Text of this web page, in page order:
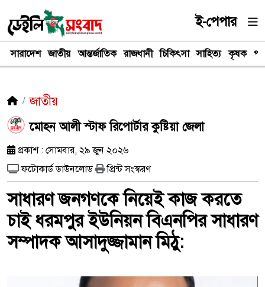
ই-পেপার
সারাদেশ জাতীয় আন্তর্জাতিক রাজধানী চিকিৎসা সাহিত্য কৃষক
জাতীয়
​মোহন আলী স্টাফ রিপোর্টার কুষ্টিয়া জেলা
প্রকাশ : সোমবার, ২৯ জুন ২০২৬
ফটোকার্ড ডাউনলোড
প্রিন্ট সংস্করণ
সাধারণ জনগণকে নিয়েই কাজ করতে
চাই ধরমপুর ইউনিয়ন বিএনপির সাধারণ
সম্পাদক আসাদুজ্জামান মিঠু: